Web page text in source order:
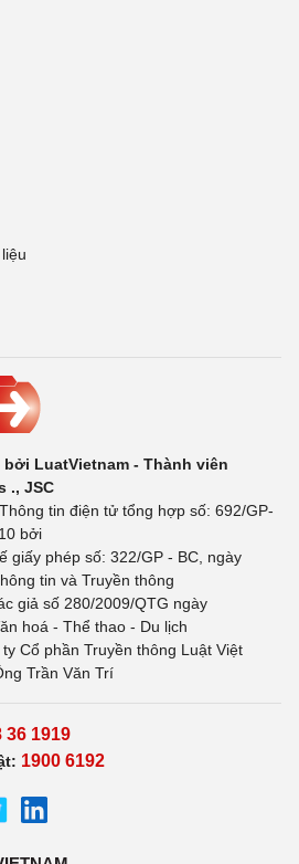
bởi LuatVietnam - Thành viên
., JSC
tin điện tử tổng hợp số: 692/GP-
bởi
giấy phép số: 322/GP - BC, ngày
tin và Truyền thông
giả số 280/2009/QTG ngày
hoá - Thể thao - Du lịch
Cổ phần Truyền thông Luật Việt
Trần Văn Trí
36 1919
1900 6192